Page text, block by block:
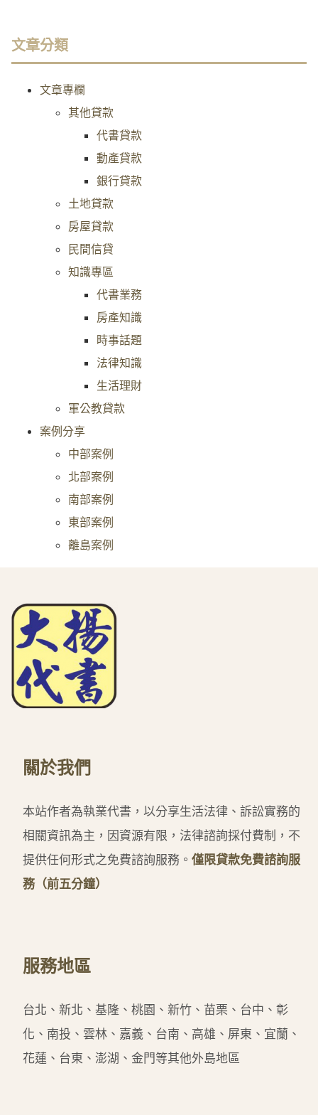
文章分類
文章專欄
其他貸款
代書貸款
動產貸款
銀行貸款
土地貸款
房屋貸款
民間信貸
知識專區
代書業務
房產知識
時事話題
法律知識
生活理財
軍公教貸款
案例分享
中部案例
北部案例
南部案例
東部案例
離島案例
關於我們
本站作者為執業代書，以分享生活法律、訴訟實務的
相關資訊為主，因資源有限，法律諮詢採付費制，不
提供任何形式之免費諮詢服務。 僅限貸款免費諮詢服
務（前五分鐘）
服務地區
台北、新北、基隆、桃園、新竹、苗栗、台中、彰
化、南投、雲林、嘉義、台南、高雄、屏東、宜蘭、
花蓮、台東、澎湖、金門等其他外島地區